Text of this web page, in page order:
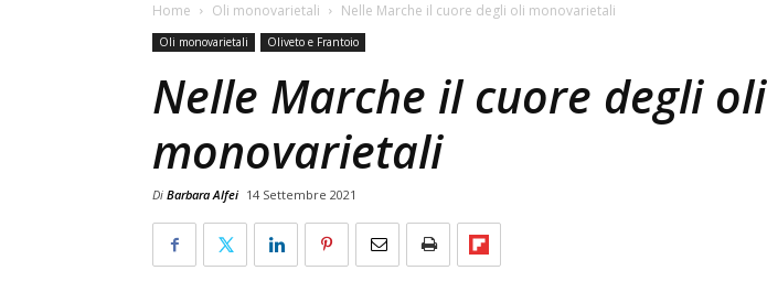
Home Oli monovarietali Nelle Marche il cuore degli oli monovarietali
Oli monovarietali Oliveto e Frantoio
Nelle Marche il cuore degli oli
monovarietali
Di Barbara Alfei 14 Settembre 2021